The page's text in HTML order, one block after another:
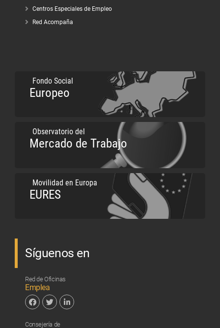
Centros Especiales de Empleo
Red Acompaña
Fondo Social
Europeo
Observatorio del
Mercado de Trabajo
Movilidad en Europa
EURES
Síguenos en
Red de Oficinas
Emplea
Consejería de